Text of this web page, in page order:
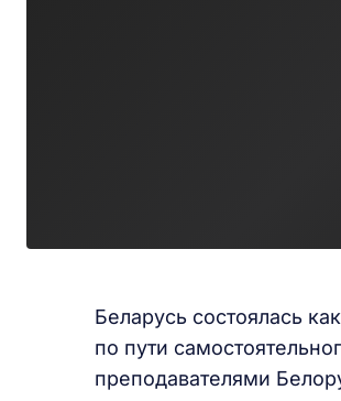
Беларусь состоялась
по пути
преподавателями